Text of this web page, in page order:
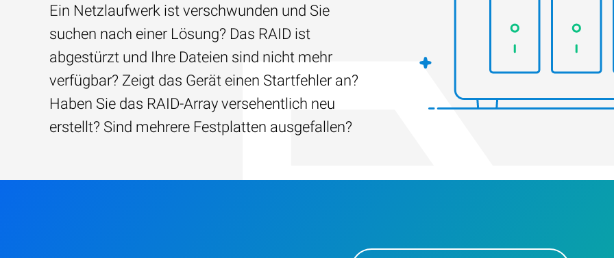
Ein Netzlaufwerk ist verschwunden und Sie
suchen nach einer Lösung? Das RAID ist
abgestürzt und Ihre Dateien sind nicht mehr
verfügbar? Zeigt das Gerät einen Startfehler an?
Haben Sie das RAID-Array versehentlich neu
erstellt? Sind mehrere Festplatten ausgefallen?